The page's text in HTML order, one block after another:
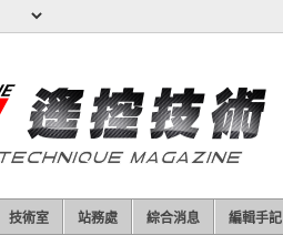
技術室 站務處 綜合消息 編輯手記